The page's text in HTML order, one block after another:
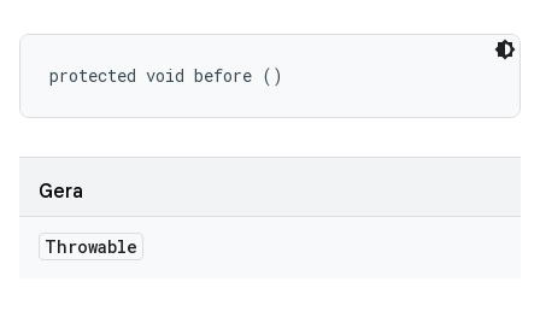
protected void before ()
Gera
Throwable